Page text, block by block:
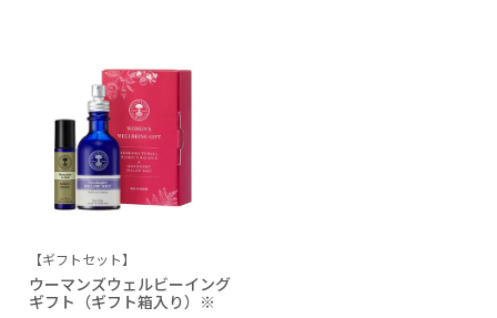
【ギフトセット】
ウーマンズウェルビーイング
ギフト（ギフト箱入り）※